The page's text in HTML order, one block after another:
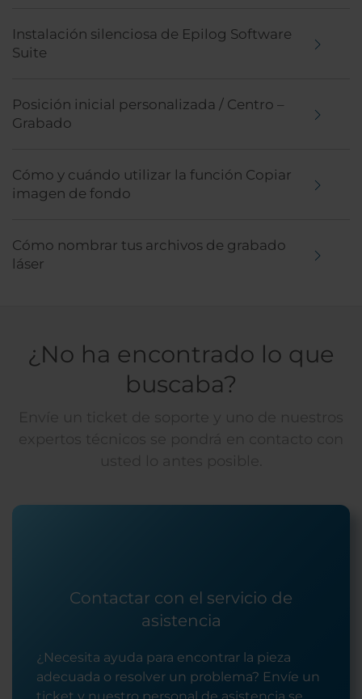
Instalación silenciosa de Epilog Software
Suite
Posición inicial personalizada / Centro –
Grabado
Cómo y cuándo utilizar la función Copiar
imagen de fondo
Cómo nombrar tus archivos de grabado
láser
¿No ha encontrado lo que
buscaba?
Contactar con el servicio de
asistencia
¿Necesita ayuda para encontrar la pieza
adecuada o resolver un problema? Envíe un